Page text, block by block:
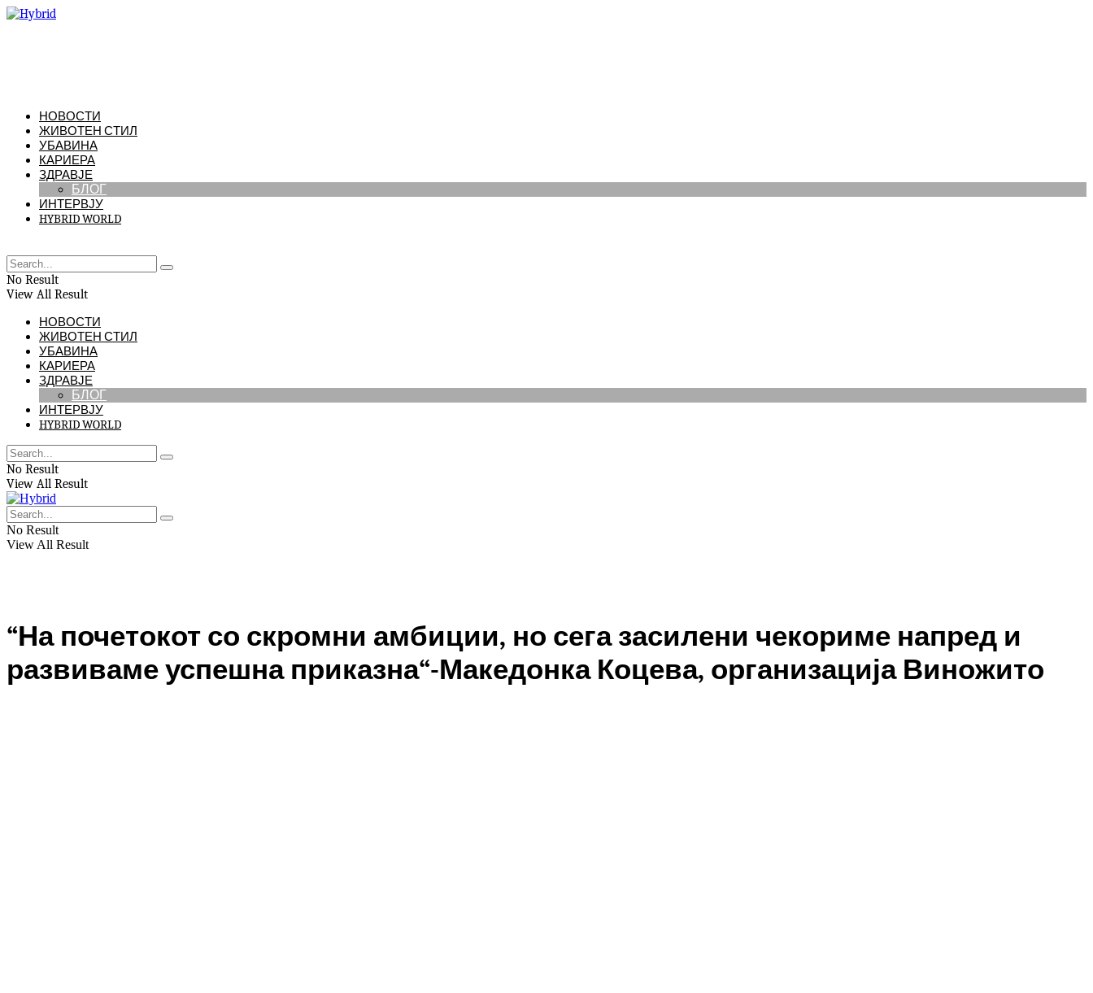
НОВОСТИ
ЖИВОТЕН СТИЛ
УБАВИНА
КАРИЕРА
ЗДРАВЈЕ
БЛОГ
ИНТЕРВЈУ
HYBRID WORLD
No Result
View All Result
НОВОСТИ
ЖИВОТЕН СТИЛ
УБАВИНА
КАРИЕРА
ЗДРАВЈЕ
БЛОГ
ИНТЕРВЈУ
HYBRID WORLD
No Result
View All Result
No Result
View All Result
“На почетокот со скромни амбиции, но сега засилени чекориме напред и
развиваме успешна приказна“-Македонка Коцева, организација Виножито